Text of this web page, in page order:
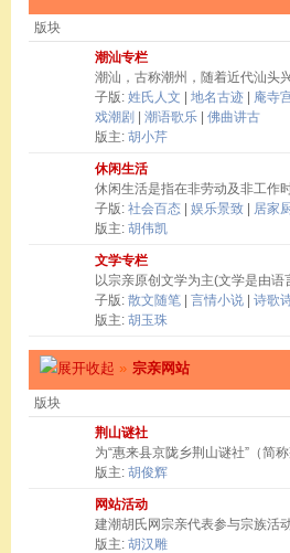
版块
潮汕专栏
潮汕，古称潮州，随着近代汕头
子版: 姓氏人文 地名古迹 庵寺
戏潮剧
潮语歌乐
佛曲讲古
版主: 胡小芹
休闲生活
休闲生活是指在非劳动及非工作
子版: 社会百态 娱乐景致 居家
版主: 胡伟凯
文学专栏
以宗亲原创文学为主(文学是由
子版: 散文随笔 言情小说 诗歌
版主: 胡玉珠
» 宗亲网站
版块
荆山谜社
为“惠来县京陇乡荆山谜社”（简
版主: 胡俊辉
网站活动
建潮胡氏网宗亲代表参与宗族活
版主: 胡汉雕